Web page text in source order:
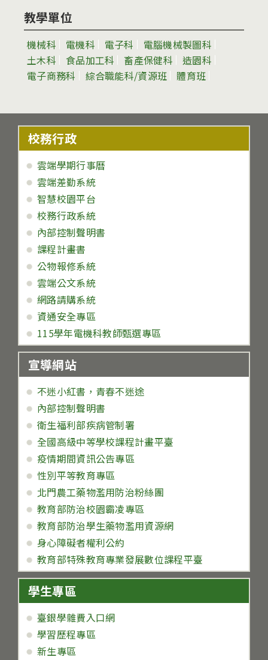
教學單位
機械科 電機科 電子科
電腦機械製圖科
土木科
食品加工科 畜產保健科
造園科
電子商務科
綜合職能科/資源班 體育班
校務行政
雲端學期行事曆
雲端差勤系統
智慧校園平台
校務行政系統
內部控制聲明書
課程計畫書
公物報修系統
雲端公文系統
網路請購系統
資通安全專區
115學年電機科教師甄選專區
宣導網站
不迷小紅書，青春不迷途
內部控制聲明書
衛生福利部疾病管制署
全國高級中等學校課程計畫平臺
疫情期間資訊公告專區
性別平等教育專區
北門農工藥物濫用防治粉絲團
教育部防治校園霸凌專區
教育部防治學生藥物濫用資源網
身心障礙者權利公約
教育部特殊教育專業發展數位課程平臺
學生專區
臺銀學雜費入口網
學習歷程專區
新生專區